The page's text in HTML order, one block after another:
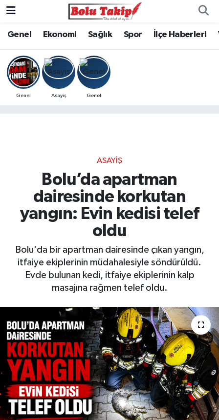
Genel Ekonomi Sağlık Spor İlçe Haberleri
Genel Asayiş Genel
ASAYIŞ
Bolu’da apartman
dairesinde korkutan
yangın: Evin kedisi telef
oldu
Bolu'da bir apartman dairesinde çıkan yangın,
itfaiye ekiplerinin müdahalesiyle söndürüldü.
Evde bulunan kedi, itfaiye ekiplerinin kalp
masajına rağmen telef oldu.